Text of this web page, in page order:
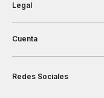
Legal
Cuenta
Redes Sociales